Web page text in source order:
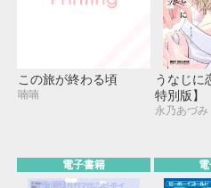
この旅が終わる頃
喃喃
うなじに
特別版】
永乃あづみ
電子書籍